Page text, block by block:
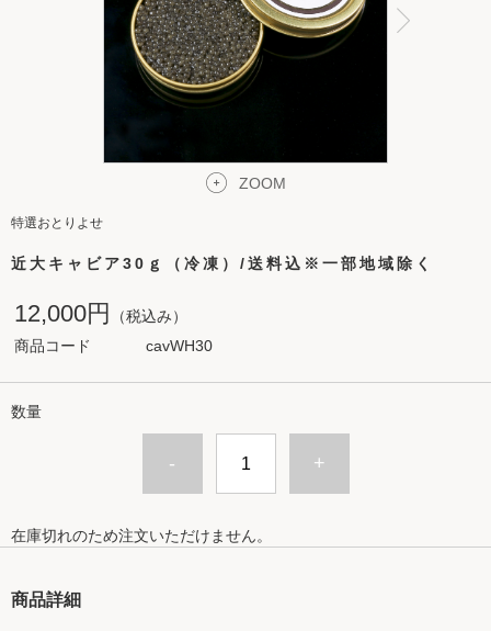
ZOOM
特選おとりよせ
近大キャビア30ｇ（冷凍）/送料込※一部地域除く
12,000円
（税込み）
商品コード
cavWH30
数量
- +
在庫切れのため注文いただけません。
商品詳細